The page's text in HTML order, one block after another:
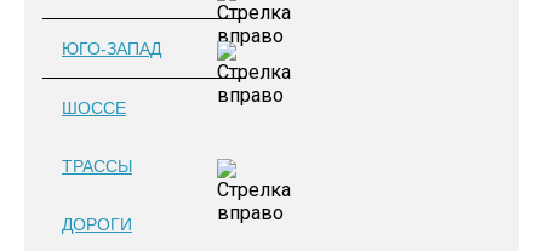
ЮГО-ЗАПАД
ШОССЕ
ТРАССЫ
ДОРОГИ